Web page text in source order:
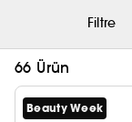
Filtre
66 Ürün
Beauty Week